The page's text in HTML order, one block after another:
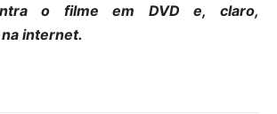
o filme em DVD e, claro,
internet.